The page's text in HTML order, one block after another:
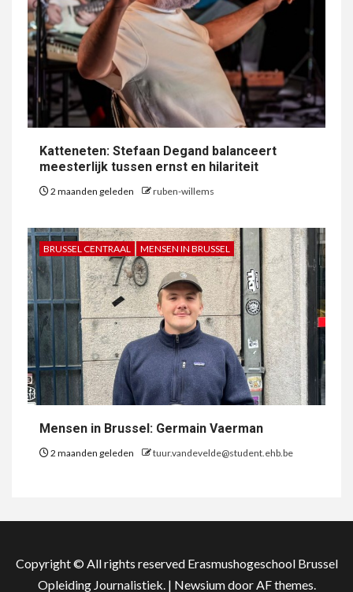
Katteneten: Stefaan Degand balanceert
meesterlijk tussen ernst en hilariteit
2 maanden geleden ruben-willems
BRUSSEL CENTRAAL MENSEN IN BRUSSEL
Mensen in Brussel: Germain Vaerman
2 maanden geleden tuur.vandevelde@student.ehb.be
Copyright © All rights reserved Erasmushogeschool Brussel
Opleiding Journalistiek. | Newsiumdoor AF themes.